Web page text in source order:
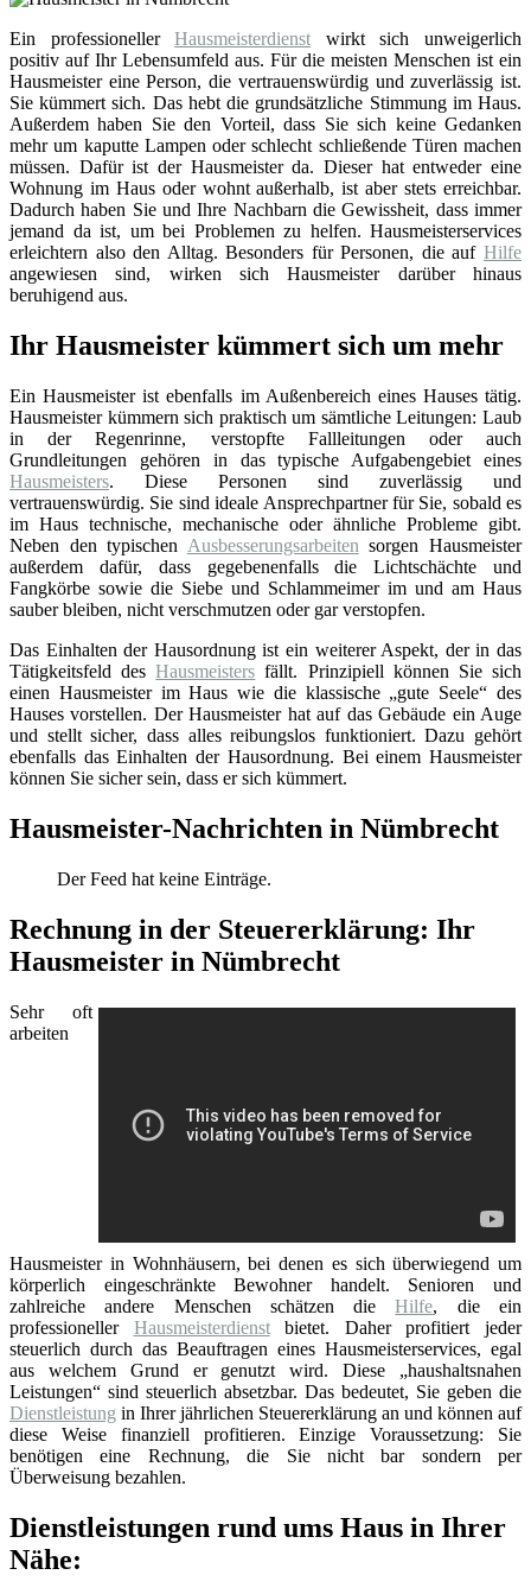
Ein professionellerHausmeisterdienst wirkt sich unweigerlich
positiv auf Ihr Lebensumfeld aus. Für die meisten Menschen ist ein
Hausmeister eine Person, die vertrauenswürdig und zuverlässig ist.
Sie kümmert sich. Das hebt die grundsätzliche Stimmung im Haus.
Außerdem haben Sie den Vorteil, dass Sie sich keine Gedanken
mehr um kaputte Lampen oder schlecht schließende Türen machen
müssen. Dafür ist der Hausmeister da. Dieser hat entweder eine
Wohnung im Haus oder wohnt außerhalb, ist aber stets erreichbar.
Dadurch haben Sie und Ihre Nachbarn die Gewissheit, dass immer
jemand da ist, um bei Problemen zu helfen. Hausmeisterservices
erleichtern also den Alltag. Besonders für Personen, die auf Hilfe
angewiesen sind, wirken sich Hausmeister darüber hinaus
beruhigend aus.
Ihr Hausmeister kümmert sich um mehr
Ein Hausmeister ist ebenfalls im Außenbereich eines Hauses tätig.
Hausmeister kümmern sich praktisch um sämtliche Leitungen: Laub
in der Regenrinne, verstopfte Fallleitungen oder auch
Grundleitungen gehören in das typische Aufgabengebiet eines
Hausmeisters. Diese Personen sind zuverlässig und
vertrauenswürdig. Sie sind ideale Ansprechpartner für Sie, sobald es
im Haus technische, mechanische oder ähnliche Probleme gibt.
Neben den typischen Ausbesserungsarbeiten sorgen Hausmeister
außerdem dafür, dass gegebenenfalls die Lichtschächte und
Fangkörbe sowie die Siebe und Schlammeimer im und am Haus
sauber bleiben, nicht verschmutzen oder gar verstopfen.
Das Einhalten der Hausordnung ist ein weiterer Aspekt, der in das
Tätigkeitsfeld desHausmeisters fällt. Prinzipiell können Sie sich
einen Hausmeister im Haus wie die klassische „gute Seele“ des
Hauses vorstellen. Der Hausmeister hat auf das Gebäude ein Auge
und stellt sicher, dass alles reibungslos funktioniert. Dazu gehört
ebenfalls das Einhalten der Hausordnung. Bei einem Hausmeister
können Sie sicher sein, dass er sich kümmert.
Hausmeister-Nachrichten in Nümbrecht
Der Feed hat keine Einträge.
Rechnung in der Steuererklärung: Ihr
Hausmeister in Nümbrecht
Sehr oft
arbeiten
Hausmeister in Wohnhäusern, bei denen es sich überwiegend um
körperlich eingeschränkte Bewohner handelt. Senioren und
zahlreiche andere Menschen schätzen dieHilfe, die ein
professioneller Hausmeisterdienstbietet. Daher profitiert jeder
steuerlich durch das Beauftragen eines Hausmeisterservices, egal
aus welchem Grund er genutzt wird. Diese „haushaltsnahen
Leistungen“ sind steuerlich absetzbar. Das bedeutet, Sie geben die
Dienstleistung in Ihrer jährlichen Steuererklärung an und können auf
diese Weise finanziell profitieren. Einzige Voraussetzung: Sie
benötigen eine Rechnung, die Sie nicht bar sondern per
Überweisung bezahlen.
Dienstleistungen rund ums Haus in Ihrer
Nähe: